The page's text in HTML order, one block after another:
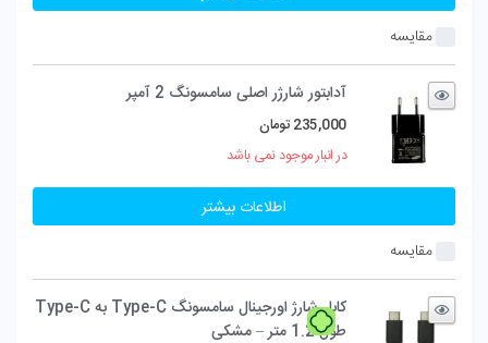
مقایسه
آدابتور شارژر اصلی سامسونگ 2 آمپر
235,000 تومان
در انبار موجود نمی باشد
اطلاعات بیشتر
مقایسه
کابل شارژ اورجینال سامسونگ Type-C به Type-C
طول 1.2 متر – مشکی